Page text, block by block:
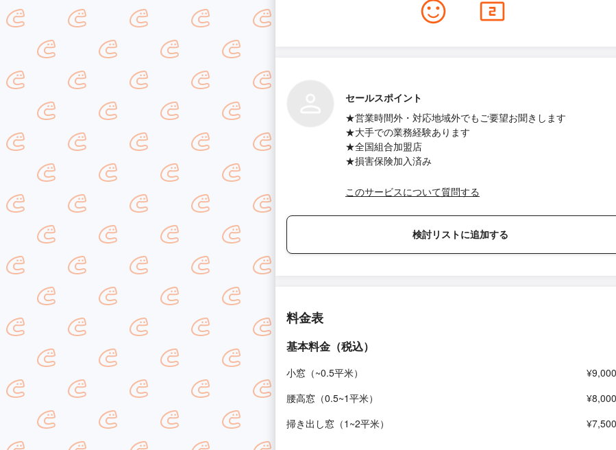
セールスポイント
★営業時間外・対応地域外でもご要望お聞きします
★大手での業務経験あります
★全国組合加盟店
★損害保険加入済み
このサービスについて質問する
検討リストに追加する
料金表
基本料金（税込）
小窓（~0.5平米）
腰高窓（0.5~1平米）
掃き出し窓（1~2平米）